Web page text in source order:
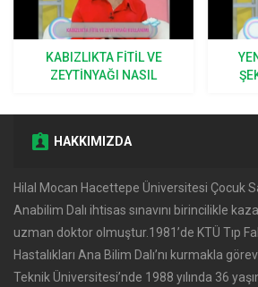
YENIDOĞAN BEBEĞE
ŞEKERLI SU VERMEK
HAKKIMIZDA
Hilal Mocan Hacettepe Üniversitesi Çocuk
Anabilim Dalı ihtisas sınavını birincilikle
uzman doktor olmuştur.1981’de KTÜ Tıp
Hastalıkları Ana Bilim Dalı’nı kurmakla
Teknik Üniversitesi’nde 1988 yılında 36